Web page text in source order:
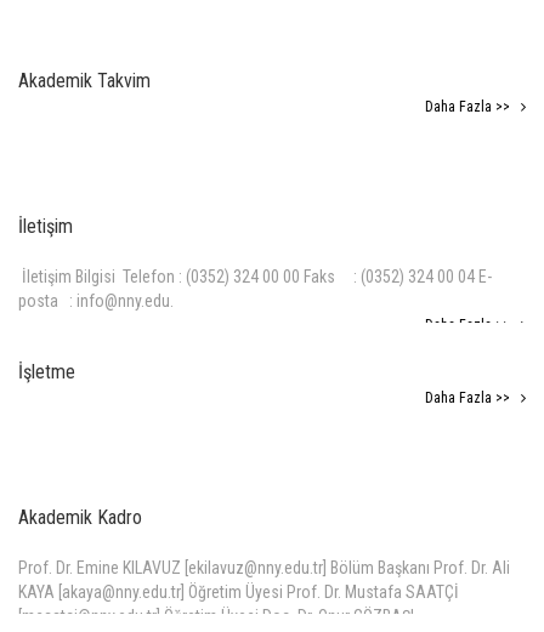
Akademik Takvim
Daha Fazla >>
İletişim
İletişim Bilgisi Telefon : (0352) 324 00 00 Faks : (0352) 324 00 04 E-
posta : info@nny.edu.
Daha Fazla >>
İşletme
Daha Fazla >>
Akademik Kadro
Prof. Dr. Emine KILAVUZ [ekilavuz@nny.edu.tr] Bölüm Başkanı Prof. Dr. Ali
KAYA [akaya@nny.edu.tr] Öğretim Üyesi Prof. Dr. Mustafa SAATÇİ
[msaatci@nny.edu.tr] Öğretim Üyesi Doç. Dr. Onur GÖZBAŞI